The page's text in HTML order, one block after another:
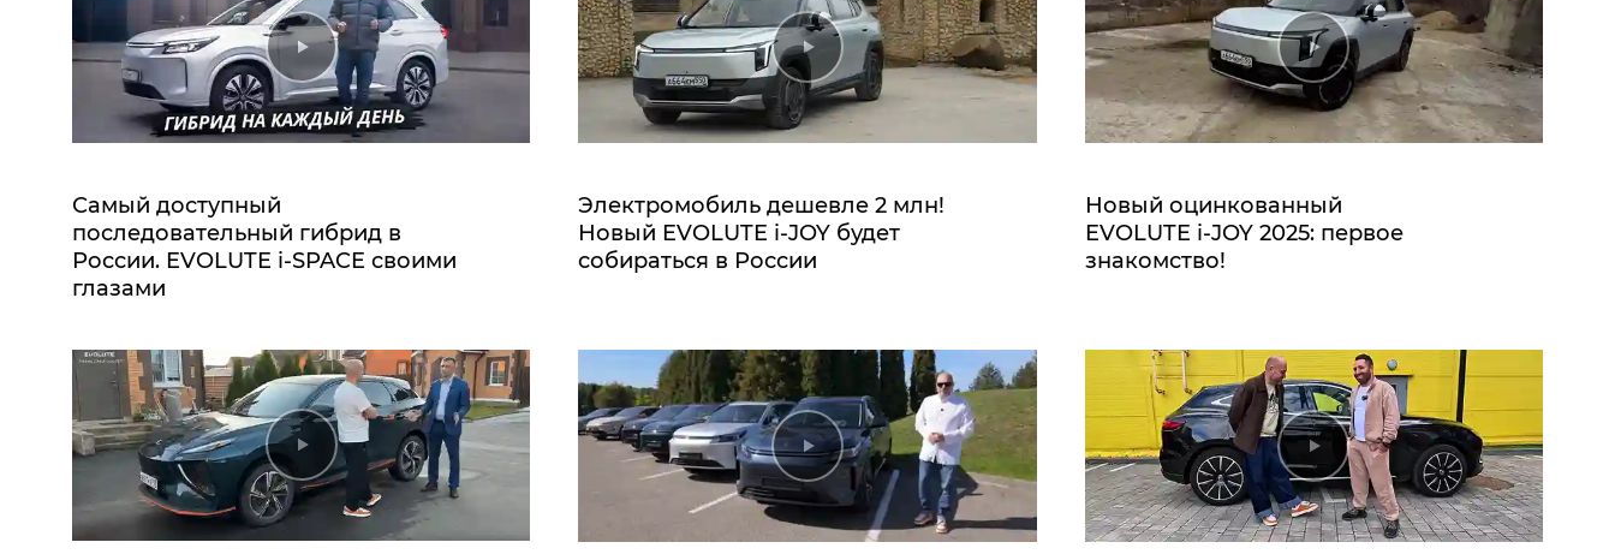
Самый доступный
последовательный гибрид в
России. EVOLUTE i‑SPACE своими
глазами
Электромобиль дешевле 2 млн!
Новый EVOLUTE i‑JOY будет
собираться в России
Новый оцинкованный
EVOLUTE i‑JOY 2025: первое
знакомство!